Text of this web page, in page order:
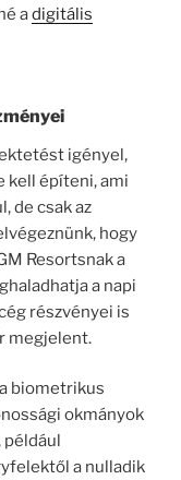
adigitális
igényel,
kell építeni, ami
de csak az
hogy
Resortsnak a
a napi
részvényei is
megjelent.
biometrikus
okmányok
a nulladik